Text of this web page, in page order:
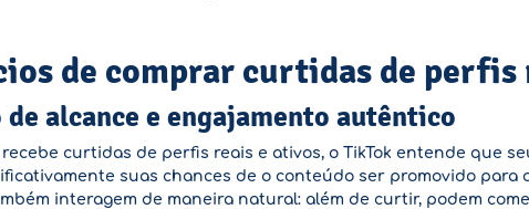
de comprar curtidas de perfis
alcance e engajamento autêntico
curtidas de perfis reais e ativos, o TikTok entende que
suas chances de o conteúdo ser promovido para
interagem de maneira natural: além de curtir, podem